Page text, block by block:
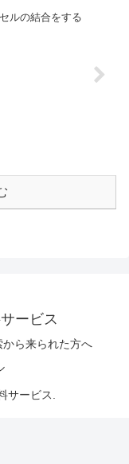
ルの結合をする
ービス
から来られた方へ
サービス.